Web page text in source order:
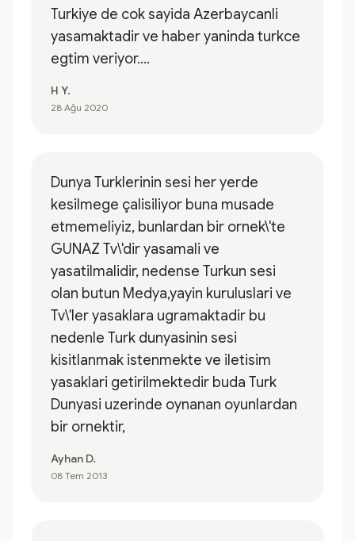
Turkiye de cok sayida Azerbaycanli
yasamaktadir ve haber yaninda turkce
egtim veriyor....
H Y.
28 Ağu 2020
Dunya Turklerinin sesi her yerde
kesilmege çalisiliyor buna musade
etmemeliyiz, bunlardan bir ornek\'te
GUNAZ Tv\'dir yasamali ve
yasatilmalidir, nedense Turkun sesi
olan butun Medya,yayin kuruluslari ve
Tv\'ler yasaklara ugramaktadir bu
nedenle Turk dunyasinin sesi
kisitlanmak istenmekte ve iletisim
yasaklari getirilmektedir buda Turk
Dunyasi uzerinde oynanan oyunlardan
bir ornektir,
Ayhan D.
08 Tem 2013